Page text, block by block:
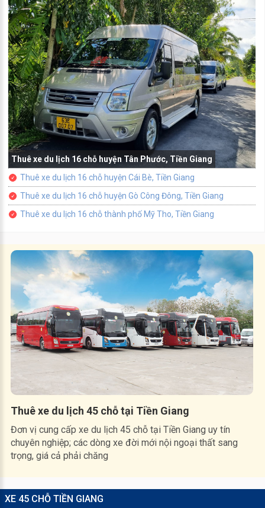
Thuê xe du lịch 16 chỗ huyện Tân Phước, Tiền Giang
Thuê xe du lịch 16 chỗ huyện Cái Bè, Tiền Giang
Thuê xe du lịch 16 chỗ huyện Gò Công Đông, Tiền Giang
Thuê xe du lịch 16 chỗ thành phố Mỹ Tho, Tiền Giang
Thuê xe du lịch 45 chỗ tại Tiền Giang
Đơn vị cung cấp xe du lịch 45 chỗ tại Tiền Giang uy tín
chuyên nghiệp; các dòng xe đời mới nội ngoại thất sang
trọng, giá cả phải chăng
XE 45 CHỖ TIỀN GIANG